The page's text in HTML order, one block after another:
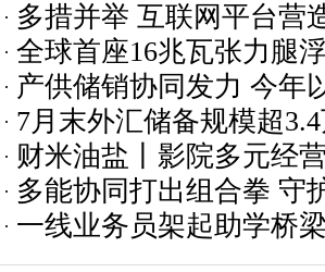
多措并举 互联网平台营
全球首座16兆瓦张力腿
产供储销协同发力 今年
7月末外汇储备规模超
增加
财米油盐丨影院多元经
多能协同打出组合拳 守
一线业务员架起助学桥梁